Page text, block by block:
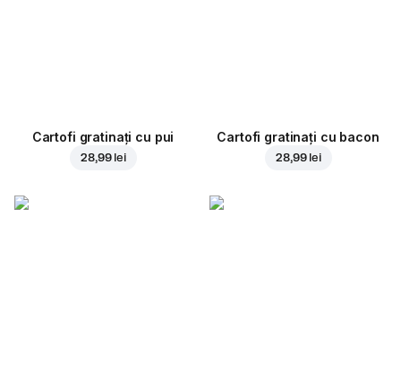
Cartofi gratinați cu pui
28,99 lei
Cartofi gratinați cu bacon
28,99 lei